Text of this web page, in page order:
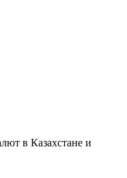
в Казахстане и